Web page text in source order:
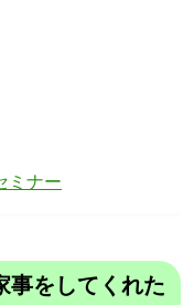
事をしてくれた